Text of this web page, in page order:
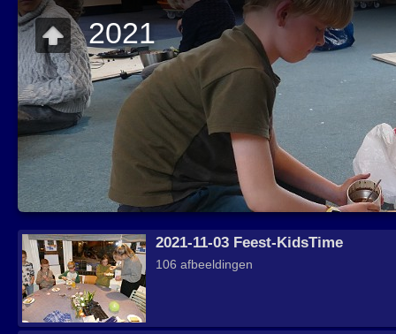
2021
2021-11-03 Feest-KidsTime
106 afbeeldingen